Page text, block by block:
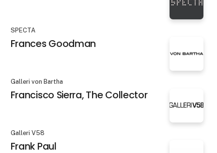
SPECTA
Frances Goodman
Galleri von Bartha
Francisco Sierra, The Collector
Galleri V58
Frank Paul